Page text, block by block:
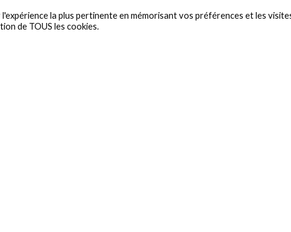
la plus pertinente en mémorisant vos préférences et les
de TOUS les cookies.